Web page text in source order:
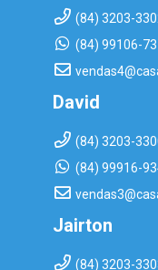
(84) 3203-
(84) 99106-
David
(84) 3203-
(84) 99916-
Jairton
(84) 3203-